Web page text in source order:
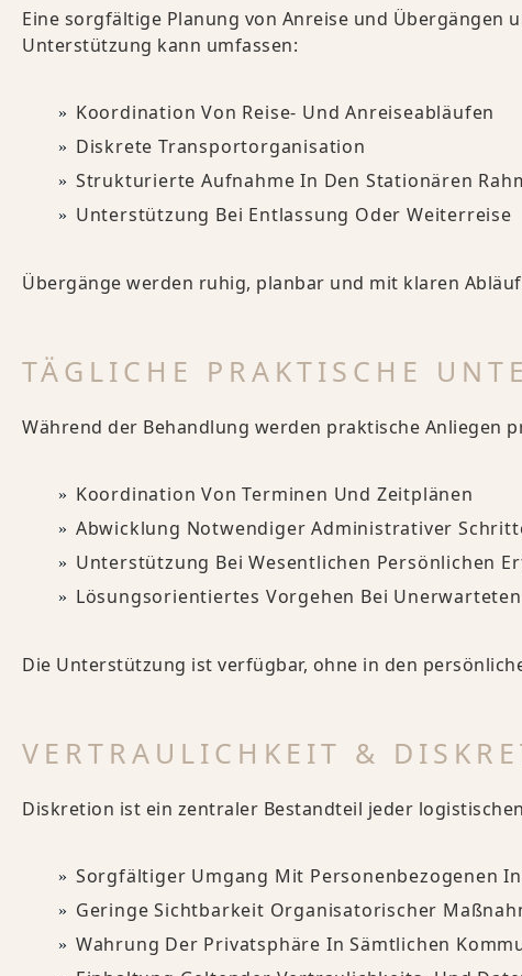
Eine sorgfältige Planung von Anreise und
Unterstützung kann umfassen:
Koordination Von Reise- Und Anreiseabläufen
Diskrete Transportorganisation
Strukturierte Aufnahme In Den Stationären
Unterstützung Bei Entlassung Oder Weiterreise
Übergänge werden ruhig, planbar und mit klaren
TÄGLICHE PRAKTISCHE
Während der Behandlung werden praktische Anliegen
Koordination Von Terminen Und Zeitplänen
Abwicklung Notwendiger Administrativer
Unterstützung Bei Wesentlichen Persönlichen
Lösungsorientiertes Vorgehen Bei
Die Unterstützung ist verfügbar, ohne in den
VERTRAULICHKEIT &
Diskretion ist ein zentraler Bestandteil jeder
Sorgfältiger Umgang Mit Personenbezogenen
Geringe Sichtbarkeit Organisatorischer
Wahrung Der Privatsphäre In Sämtlichen